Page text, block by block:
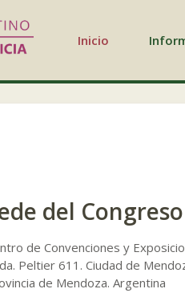
Inicio
del Congreso
de Convenciones y
Peltier 611. Ciudad de
de Mendoza. Argentina